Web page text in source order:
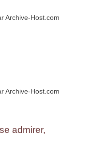
admirer,